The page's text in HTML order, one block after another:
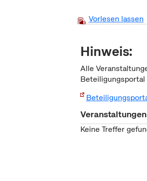
Vorlesen lassen
Hinweis:
Alle
Beteiligungsportal
Keine Treffer